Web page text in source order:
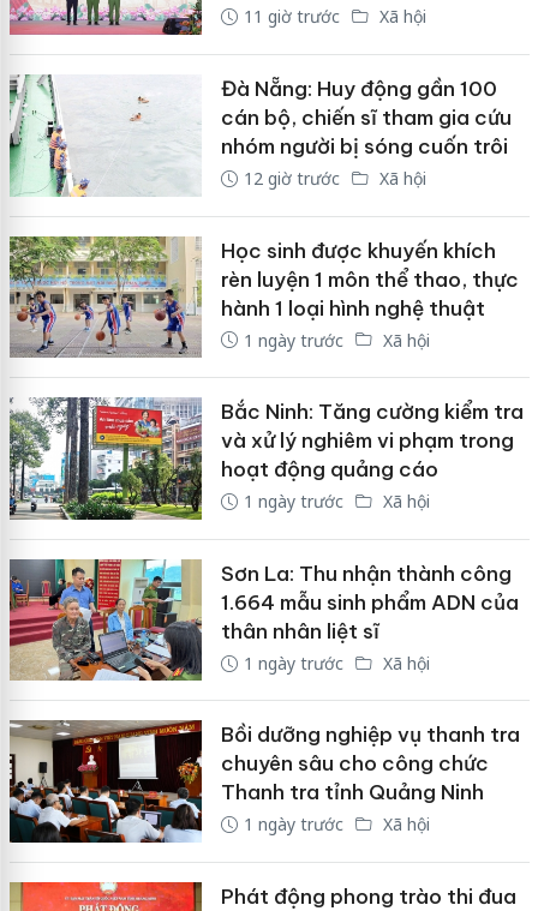
11 giờ trước Xã hội
Đà Nẵng: Huy động gần 100
cán bộ, chiến sĩ tham gia cứu
nhóm người bị sóng cuốn trôi
12 giờ trước Xã hội
Học sinh được khuyến khích
rèn luyện 1 môn thể thao, thực
hành 1 loại hình nghệ thuật
1 ngày trước Xã hội
Bắc Ninh: Tăng cường kiểm tra
và xử lý nghiêm vi phạm trong
hoạt động quảng cáo
1 ngày trước Xã hội
Sơn La: Thu nhận thành công
1.664 mẫu sinh phẩm ADN của
thân nhân liệt sĩ
1 ngày trước Xã hội
Bồi dưỡng nghiệp vụ thanh tra
chuyên sâu cho công chức
Thanh tra tỉnh Quảng Ninh
1 ngày trước Xã hội
Phát động phong trào thi đua